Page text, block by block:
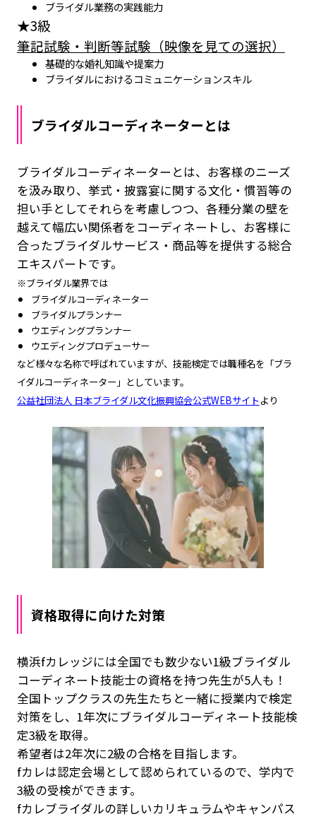
ブライダル業務の実践能力
★3級
筆記試験・判断等試験（映像を見ての選択）
基礎的な婚礼知識や提案力
ブライダルにおけるコミュニケーションスキル
ブライダルコーディネーターとは
ブライダルコーディネーターとは、お客様のニーズ
を汲み取り、挙式・披露宴に関する文化・慣習等の
担い手としてそれらを考慮しつつ、各種分業の壁を
越えて幅広い関係者をコーディネートし、お客様に
合ったブライダルサービス・商品等を提供する総合
エキスパートです。
※ブライダル業界では
ブライダルコーディネーター
ブライダルプランナー
ウエディングプランナー
ウエディングプロデューサー
など様々な名称で呼ばれていますが、技能検定では職種名を「ブラ
イダルコーディネーター」としています。
公益社団法人 日本ブライダル文化振興協会公式WEBサイトより
資格取得に向けた対策
横浜fカレッジには全国でも数少ない1級ブライダル
コーディネート技能士の資格を持つ先生が5人も！
全国トップクラスの先生たちと一緒に授業内で検定
対策をし、1年次にブライダルコーディネート技能検
定3級を取得。
希望者は2年次に2級の合格を目指します。
fカレは認定会場として認められているので、学内で
3級の受検ができます。
fカレブライダルの詳しいカリキュラムやキャンパス